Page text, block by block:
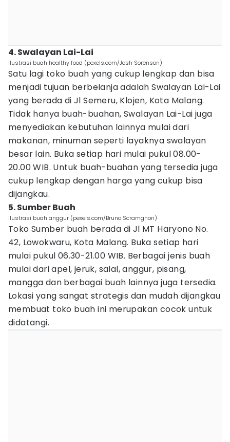
4. Swalayan Lai-Lai
ilustrasi buah healthy food (pexels.com/Josh Sorenson)
Satu lagi toko buah yang cukup lengkap dan bisa
menjadi tujuan berbelanja adalah Swalayan Lai-Lai
yang berada di Jl Semeru, Klojen, Kota Malang.
Tidak hanya buah-buahan, Swalayan Lai-Lai juga
menyediakan kebutuhan lainnya mulai dari
makanan, minuman seperti layaknya swalayan
besar lain. Buka setiap hari mulai pukul 08.00-
20.00 WIB. Untuk buah-buahan yang tersedia juga
cukup lengkap dengan harga yang cukup bisa
dijangkau.
5. Sumber Buah
Ilustrasi buah anggur (pexels.com/Bruno Scramgnon)
Toko Sumber buah berada di Jl MT Haryono No.
42, Lowokwaru, Kota Malang. Buka setiap hari
mulai pukul 06.30-21.00 WIB. Berbagai jenis buah
mulai dari apel, jeruk, salal, anggur, pisang,
mangga dan berbagai buah lainnya juga tersedia.
Lokasi yang sangat strategis dan mudah dijangkau
membuat toko buah ini merupakan cocok untuk
didatangi.